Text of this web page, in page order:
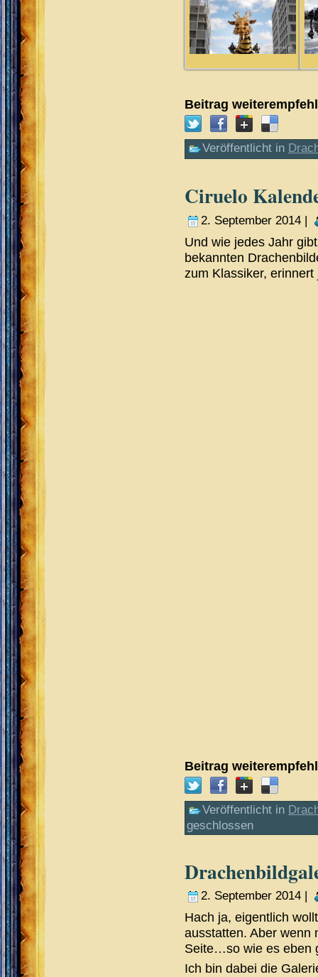
Beitrag
Veröffentlicht in
Ciruelo
2. September 2014 |
Und wie jedes Jahr
bekannten
zum Klassiker,
Beitrag
Veröffentlicht in
geschlossen
2. September 2014 |
Hach ja, eigentlich
ausstatten. Aber wenn
Seite…so wie es eben
Ich bin dabei die